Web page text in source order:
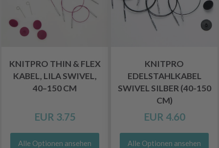
KNITPRO THIN & FLEX
KABEL, LILA SWIVEL,
40–150 CM
EUR 3.75
Alle Optionen ansehen
KNITPRO
EDELSTAHLKABEL
SWIVEL SILBER (40-150
CM)
EUR 4.60
Alle Optionen ansehen